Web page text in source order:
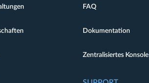
FAQ
Dokumentation
Zentralisiertes Konsole